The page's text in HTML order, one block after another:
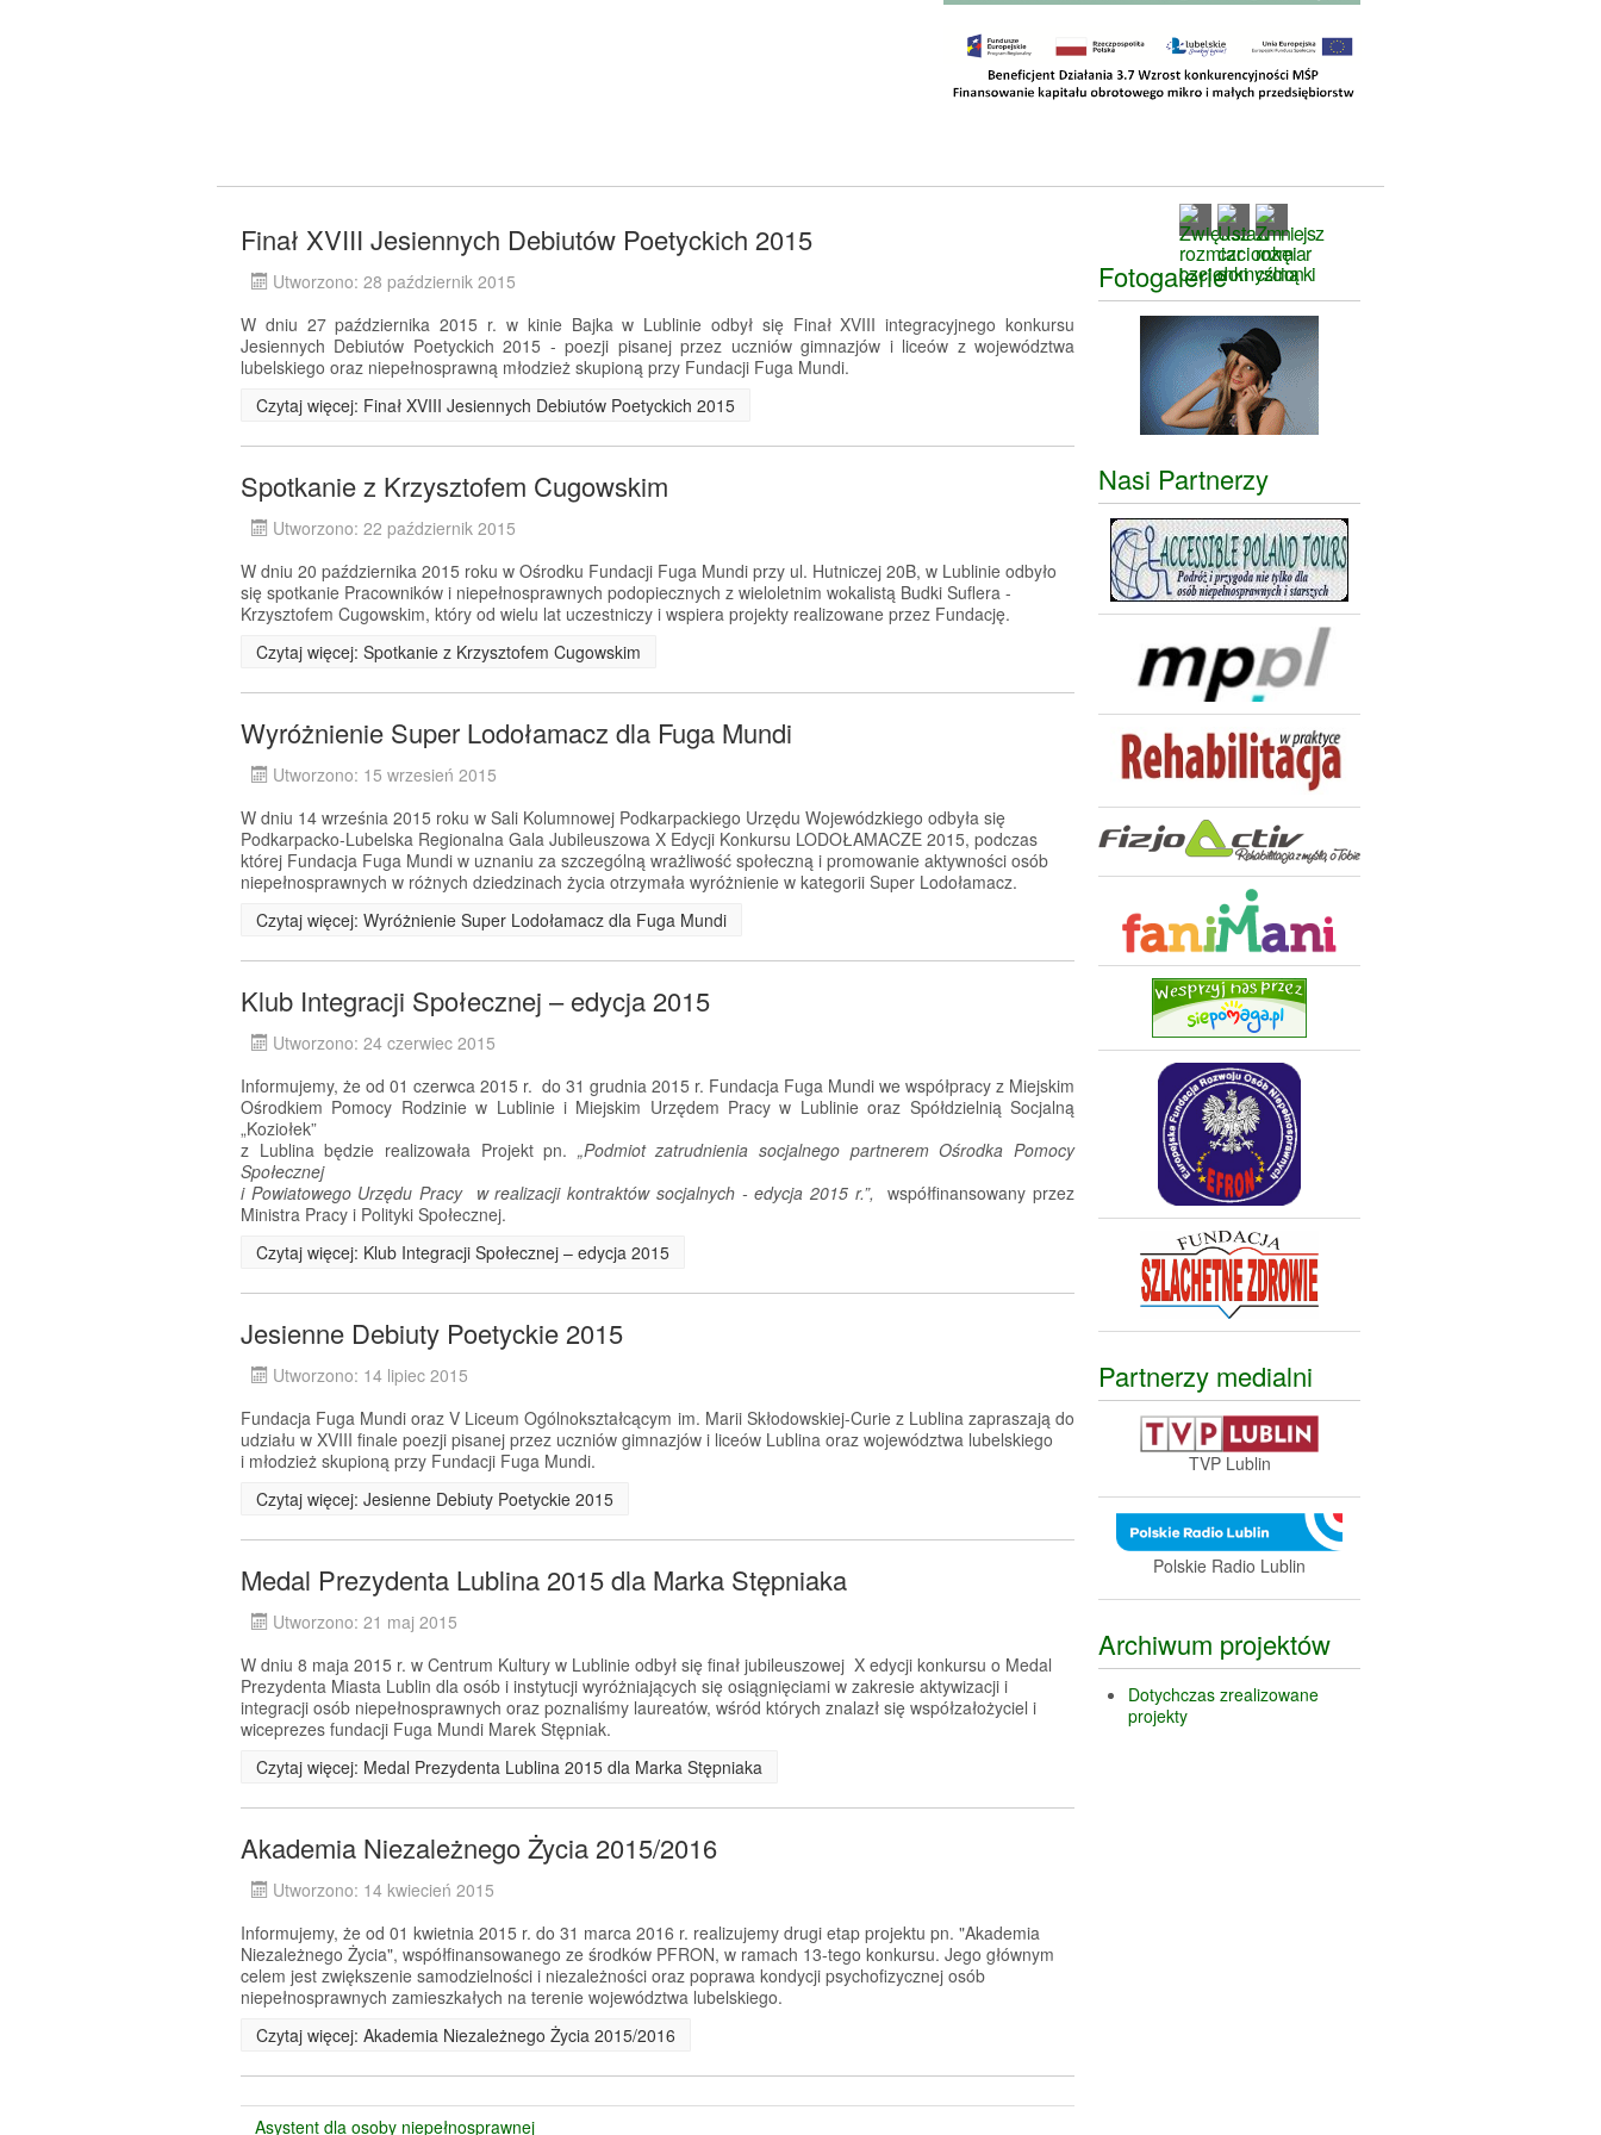
Finał XVIII Jesiennych Debiutów Poetyckich 2015
Utworzono: 28 październik 2015
W dniu 27 października 2015 r. w kinie Bajka w Lublinie odbył się Finał XVIII integracyjnego konkursu
Jesiennych Debiutów Poetyckich 2015 - poezji pisanej przez uczniów gimnazjów i liceów z województwa
lubelskiego oraz niepełnosprawną młodzież skupioną przy Fundacji Fuga Mundi.
Czytaj więcej: Finał XVIII Jesiennych Debiutów Poetyckich 2015
Spotkanie z Krzysztofem Cugowskim
Utworzono: 22 październik 2015
W dniu 20 października 2015 roku w Ośrodku Fundacji Fuga Mundi przy ul. Hutniczej 20B, w Lublinie odbyło
się spotkanie Pracowników i niepełnosprawnych podopiecznych z wieloletnim wokalistą Budki Suflera -
Krzysztofem Cugowskim, który od wielu lat uczestniczy i wspiera projekty realizowane przez Fundację.
Czytaj więcej: Spotkanie z Krzysztofem Cugowskim
Wyróżnienie Super Lodołamacz dla Fuga Mundi
Utworzono: 15 wrzesień 2015
W dniu 14 września 2015 roku w Sali Kolumnowej Podkarpackiego Urzędu Wojewódzkiego odbyła się
Podkarpacko-Lubelska Regionalna Gala Jubileuszowa X Edycji Konkursu LODOŁAMACZE 2015, podczas
której Fundacja Fuga Mundi w uznaniu za szczególną wrażliwość społeczną i promowanie aktywności osób
niepełnosprawnych w różnych dziedzinach życia otrzymała wyróżnienie w kategorii Super Lodołamacz.
Czytaj więcej: Wyróżnienie Super Lodołamacz dla Fuga Mundi
Klub Integracji Społecznej – edycja 2015
Utworzono: 24 czerwiec 2015
Informujemy, że od 01 czerwca 2015 r. do 31 grudnia 2015 r. Fundacja Fuga Mundi we współpracy z Miejskim
Ośrodkiem Pomocy Rodzinie w Lublinie i Miejskim Urzędem Pracy w Lublinie oraz Spółdzielnią Socjalną
„Koziołek”
z Lublina będzie realizowała Projekt pn. „Podmiot zatrudnienia socjalnego partnerem Ośrodka Pomocy
Społecznej
i Powiatowego Urzędu Pracy w realizacji kontraktów socjalnych - edycja 2015 r.”,współfinansowany przez
Ministra Pracy i Polityki Społecznej.
Czytaj więcej: Klub Integracji Społecznej – edycja 2015
Jesienne Debiuty Poetyckie 2015
Utworzono: 14 lipiec 2015
Fundacja Fuga Mundi oraz V Liceum Ogólnokształcącym im. Marii Skłodowskiej-Curie z Lublina zapraszają do
udziału w XVIII finale poezji pisanej przez uczniów gimnazjów i liceów Lublina oraz województwa lubelskiego
i młodzież skupioną przy Fundacji Fuga Mundi.
Czytaj więcej: Jesienne Debiuty Poetyckie 2015
Medal Prezydenta Lublina 2015 dla Marka Stępniaka
Utworzono: 21 maj 2015
W dniu 8 maja 2015 r. w Centrum Kultury w Lublinie odbył się finał jubileuszowej X edycji konkursu o Medal
Prezydenta Miasta Lublin dla osób i instytucji wyróżniających się osiągnięciami w zakresie aktywizacji i
integracji osób niepełnosprawnych oraz poznaliśmy laureatów, wśród których znalazł się współzałożyciel i
wiceprezes fundacji Fuga Mundi Marek Stępniak.
Czytaj więcej: Medal Prezydenta Lublina 2015 dla Marka Stępniaka
Akademia Niezależnego Życia 2015/2016
Utworzono: 14 kwiecień 2015
Informujemy, że od 01 kwietnia 2015 r. do 31 marca 2016 r. realizujemy drugi etap projektu pn. "Akademia
Niezależnego Życia", współfinansowanego ze środków PFRON, w ramach 13-tego konkursu. Jego głównym
celem jest zwiększenie samodzielności i niezależności oraz poprawa kondycji psychofizycznej osób
niepełnosprawnych zamieszkałych na terenie województwa lubelskiego.
Czytaj więcej: Akademia Niezależnego Życia 2015/2016
Asystent dla osoby niepełnosprawnej
Fotogalerie
Nasi Partnerzy
Partnerzy medialni
TVP Lublin
Polskie Radio Lublin
Archiwum projektów
Dotychczas zrealizowane
projekty